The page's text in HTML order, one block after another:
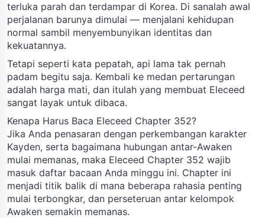
terluka parah dan terdampar di Korea. Di sanalah awal
perjalanan barunya dimulai — menjalani kehidupan
normal sambil menyembunyikan identitas dan
kekuatannya.
Tetapi seperti kata pepatah, api lama tak pernah
padam begitu saja. Kembali ke medan pertarungan
adalah harga mati, dan itulah yang membuat Eleceed
sangat layak untuk dibaca.
Kenapa Harus Baca Eleceed Chapter 352?
Jika Anda penasaran dengan perkembangan karakter
Kayden, serta bagaimana hubungan antar-Awaken
mulai memanas, maka Eleceed Chapter 352 wajib
masuk daftar bacaan Anda minggu ini. Chapter ini
menjadi titik balik di mana beberapa rahasia penting
mulai terbongkar, dan perseteruan antar kelompok
Awaken semakin memanas.